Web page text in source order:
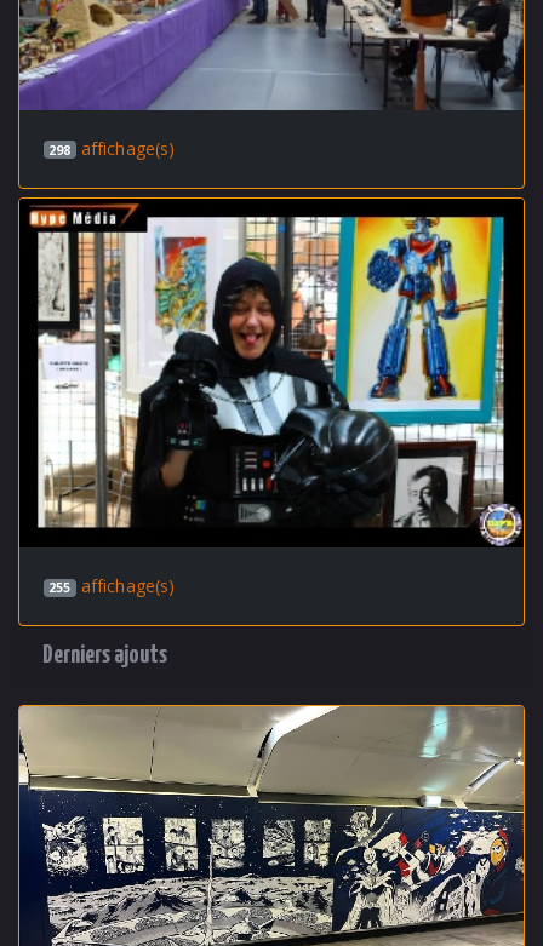
298 affichage(s)
255 affichage(s)
Derniers ajouts